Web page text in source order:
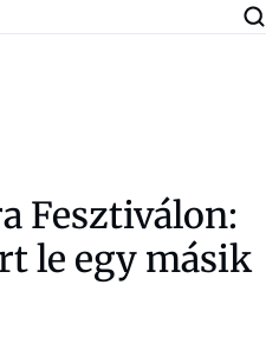
Fesztiválon:
le egy másik